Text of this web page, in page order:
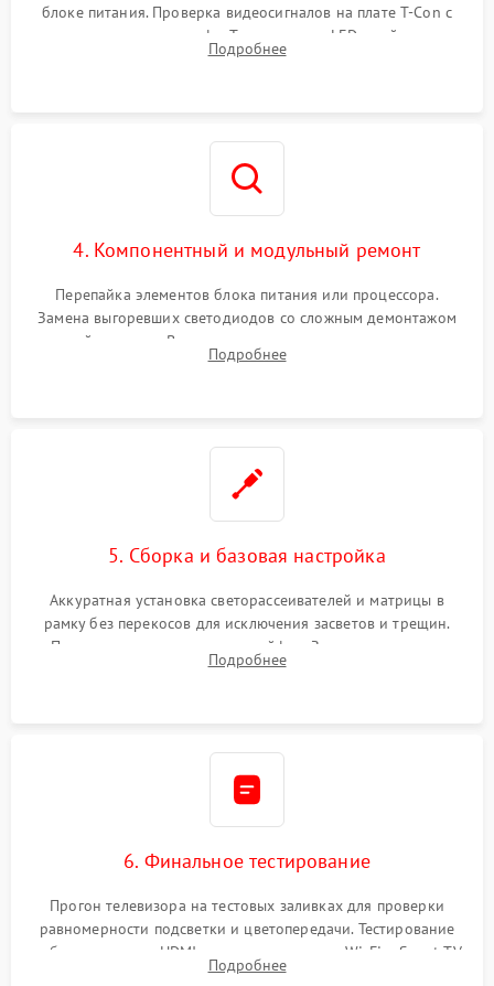
блоке питания. Проверка видеосигналов на плате T-Con с
помощью осциллографа. Тестирование LED-драйвера и
светодиодных планок подсветки мультиметром.
Подробнее
4. Компонентный и модульный ремонт
Перепайка элементов блока питания или процессора.
Замена выгоревших светодиодов со сложным демонтажом
хрупкой матрицы. Восстановление поврежденных дорожек,
прошивка микросхем памяти EEPROM
Подробнее
5. Сборка и базовая настройка
Аккуратная установка светорассеивателей и матрицы в
рамку без перекосов для исключения засветов и трещин.
Подключение внутренних шлейфов. Закрытие корпуса.
Сброс настроек и обновление программного обеспечения.
Подробнее
6. Финальное тестирование
Прогон телевизора на тестовых заливках для проверки
равномерности подсветки и цветопередачи. Тестирование
работы разъемов HDMI, динамиков, модуля Wi-Fi и Smart TV
в рабочем режиме в течение нескольких часов.
Подробнее